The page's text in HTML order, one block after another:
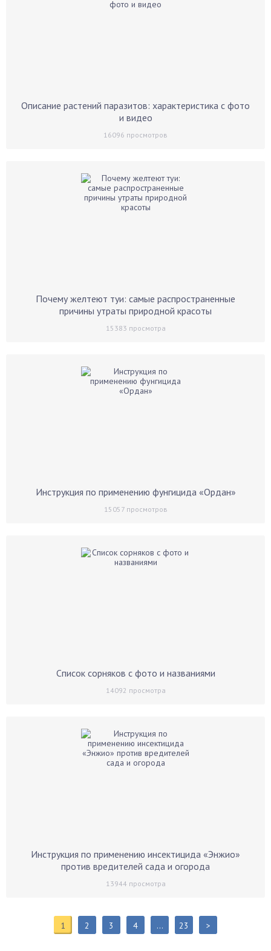
Описание растений паразитов: характеристика с фото
и видео
16096 просмотров
Почему желтеют туи: самые распространенные
причины утраты природной красоты
15383 просмотра
Инструкция по применению фунгицида «Ордан»
15057просмотров
Список сорняков с фото и названиями
14092 просмотра
Инструкция по применению инсектицида «Энжио»
против вредителей сада и огорода
13944 просмотра
1 2 3 4 … 23 >